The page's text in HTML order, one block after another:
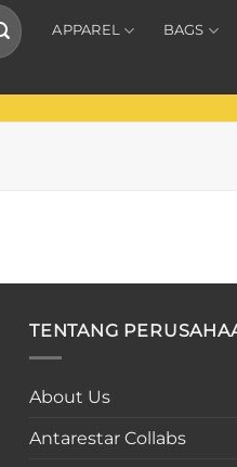
APPAREL BAGS
TENTANG
About Us
Antarestar Collabs